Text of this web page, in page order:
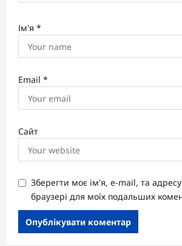
Ім'я *
Email *
Сайт
Зберегти моє ім'я, e-mail, та
браузері для моїх подальших